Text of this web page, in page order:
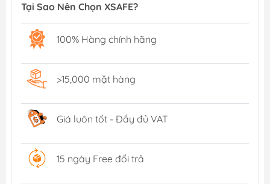
Tại Sao Nên Chọn XSAFE?
100% Hàng chính hãng
>15,000 mặt hàng
Giá luôn tốt - Đầy đủ VAT
15 ngày Free đổi trả